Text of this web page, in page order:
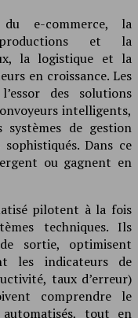
e-commerce, la
et la
la logistique et la
en croissance. Les
des solutions
intelligents,
de gestion
Dans ce
ou gagnent en
pilotent à la fois
techniques. Ils
sortie, optimisent
les indicateurs de
taux d’erreur)
comprendre le
tout en